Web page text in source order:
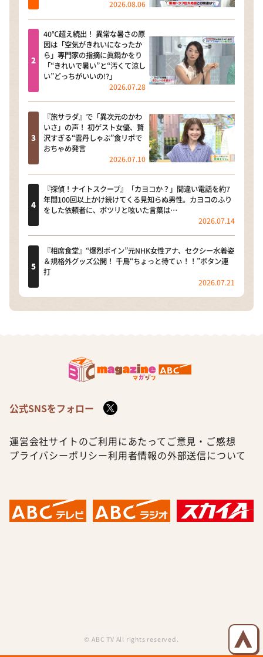
2026.08.06
40℃超え続出！ 異常な暑さの原
因は「空気がきれいになったか
ら」専門家の指摘に眞鍋かをり
「“きれいで暑い”と“汚くて涼し
い”どっちがいいの!?」
2026.07.28
『旅サラダ』で「異次元のかわ
いさ」の声！ 初ゲスト女優、贅
沢すぎる“雲丹しゃぶ”食リポで
おちゃめ発言
2026.07.10
『探偵！ナイトスクープ』「カヨコか？」間違い電話を約7
年間100回以上かけ続けてくる見知らぬ男性。カヨコのふり
をした依頼者に、ポツリと呟いた言葉は…
2026.07.14
『相席食堂』“爆烈ボイン”元NHK女性アナ、セクシー水着姿
＆規格外グッズ公開！ 千鳥“ちょっと待てぃ！！”ボタン連
打
2026.07.21
公式SNSをフォロー
運営会社サイトのご利用にあたって ご意見・ご感想
プライバシーポリシー利用者情報の外部送信について
© ABC TV All rights reserved.